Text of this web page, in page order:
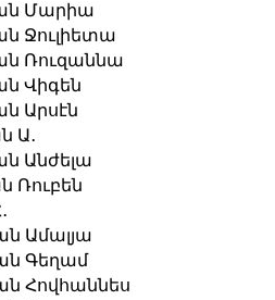
Մարիա
Ջուլիետա
Ռուզաննա
Վիգեն
Արսէն
Ա․
Անժելա
Ռուբեն
Ամալյա
Գեղամ
Հովհաննես